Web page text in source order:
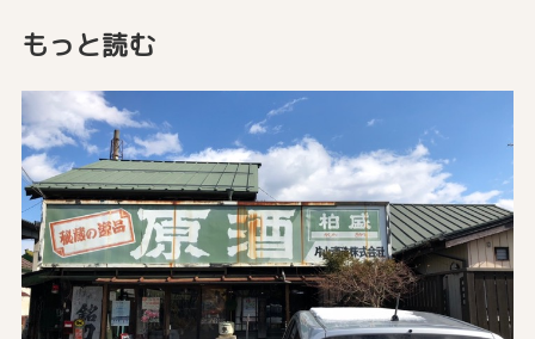
もっと読む